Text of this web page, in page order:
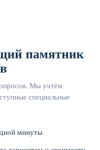
памятник
Мы учтём
специальные
минуты